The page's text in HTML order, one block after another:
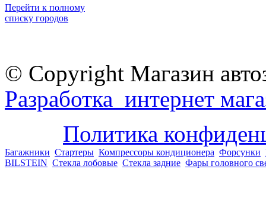
Перейти к полному
списку городов
© Copyright Магазин
Разработка интернет
Политика
Багажники Стартеры Компрессоры кондиционера Форсунки
BILSTEIN Стекла лобовые Стекла задние Фары головного